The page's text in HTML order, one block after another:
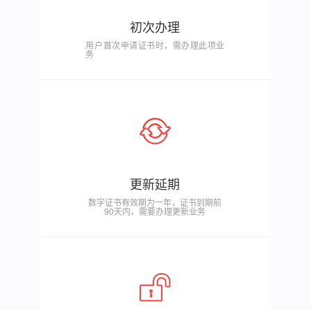
初次办理
用户首次申请证书时，需办理此项业
务
更新延期
数字证书有效期为一年，证书到期前
90天内，需要办理更新业务